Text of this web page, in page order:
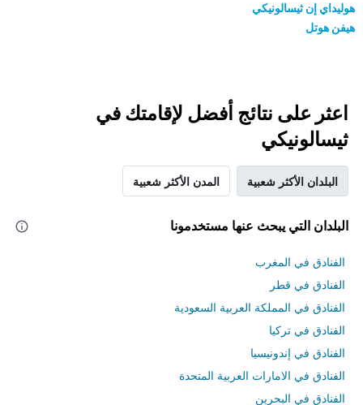
هوليداي إن ثيسالونيكي
هيفن هوتل
اعثر على نتائج أفضل لإقامتك في
ثيسالونيكي
البلدان الأكثر شعبية المدن الأكثر شعبية
البلدان التي يبحث عنها مستخدمونا
الفنادق في المغرب
الفنادق في قطر
الفنادق في المملكة العربية السعودية
الفنادق في تركيا
الفنادق في إندونيسيا
الفنادق في الامارات العربية المتحدة
الفنادق في البحرين